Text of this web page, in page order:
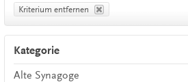
Kriterium entfernen
Kategorie
Alte Synagoge